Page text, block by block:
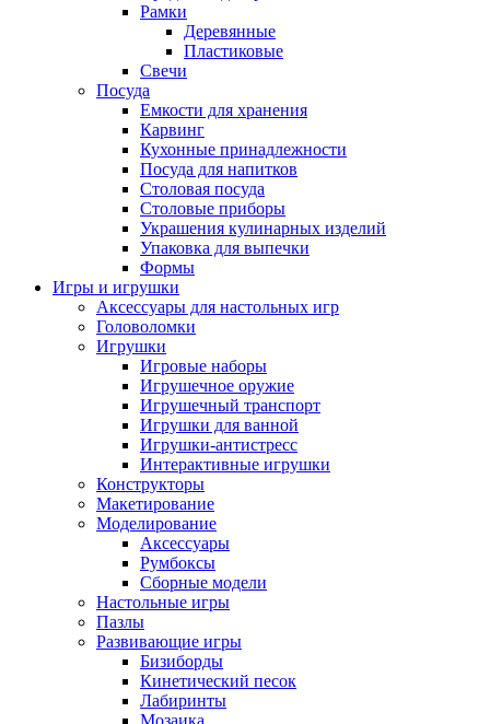
Рамки
Деревянные
Пластиковые
Свечи
Посуда
Емкости для хранения
Карвинг
Кухонные принадлежности
Посуда для напитков
Столовая посуда
Столовые приборы
Украшения кулинарных изделий
Упаковка для выпечки
Формы
Игры и игрушки
Аксессуары для настольных игр
Головоломки
Игрушки
Игровые наборы
Игрушечное оружие
Игрушечный транспорт
Игрушки для ванной
Игрушки-антистресс
Интерактивные игрушки
Конструкторы
Макетирование
Моделирование
Аксессуары
Румбоксы
Сборные модели
Настольные игры
Пазлы
Развивающие игры
Бизиборды
Кинетический песок
Лабиринты
Мозаика